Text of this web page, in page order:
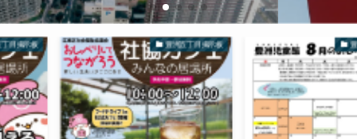
豊洲五丁目掲示板 豊洲五丁目掲示板